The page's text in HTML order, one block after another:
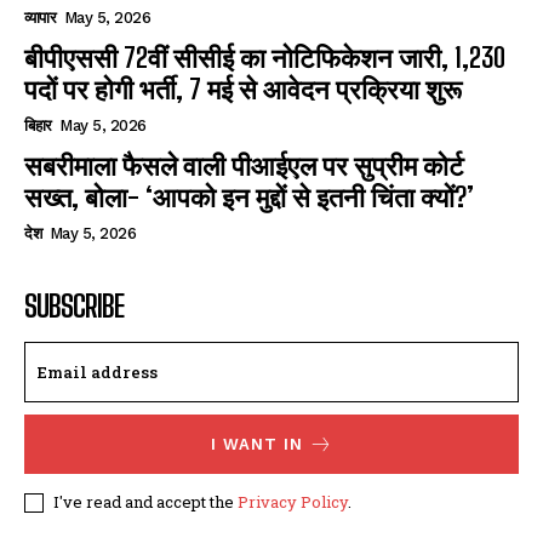
व्यापार May 5, 2026
बीपीएससी 72वीं सीसीई का नोटिफिकेशन जारी, 1,230
पदों पर होगी भर्ती, 7 मई से आवेदन प्रक्रिया शुरू
बिहार May 5, 2026
सबरीमाला फैसले वाली पीआईएल पर सुप्रीम कोर्ट
सख्त, बोला- ‘आपको इन मुद्दों से इतनी चिंता क्यों?’
देश May 5, 2026
SUBSCRIBE
I WANT IN
I've read and accept the Privacy Policy.